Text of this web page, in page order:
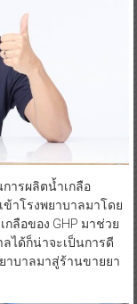
ารผลิตน้ำเกลือ
ข้าโรงพยาบาลมาโดย
ลือของ GHP มาช่วย
ได้ก็น่าจะเป็นการดี
าบาลมาสู่ร้านขายยา